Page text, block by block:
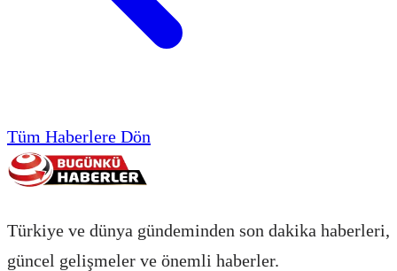
Tüm Haberlere Dön
Türkiye ve dünya gündeminden son dakika haberleri,
güncel gelişmeler ve önemli haberler.